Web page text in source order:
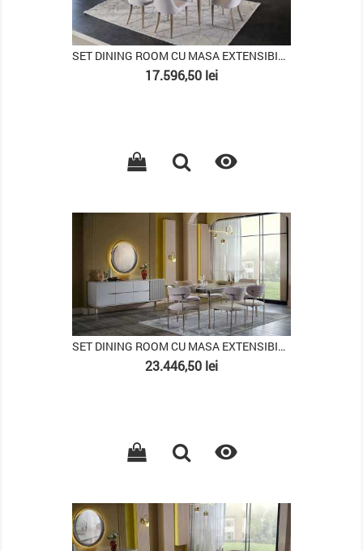
SET DINING ROOM CU MASA EXTENSIBILA MONTELLA
Pret
17.596,50 lei

SET DINING ROOM CU MASA EXTENSIBILA ESTELLA
Pret
23.446,50 lei
